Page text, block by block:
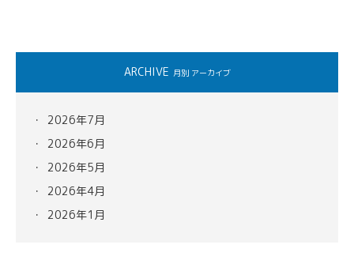
ARCHIVE 月別 アーカイブ
2026年7月
2026年6月
2026年5月
2026年4月
2026年1月